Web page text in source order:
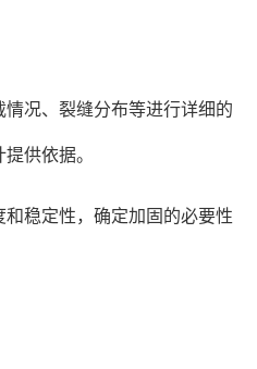
况、裂缝分布等进行详细的
供依据。
稳定性，确定加固的必要性